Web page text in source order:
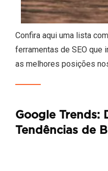
Confira aqui uma lista
ferramentas de SEO que
as melhores posições
Google Trends:
Tendências de